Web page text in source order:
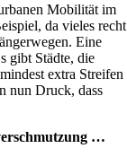
Mobilität im
da vieles recht
Eine
gibt Städte, die
extra Streifen
nun Druck, dass
…